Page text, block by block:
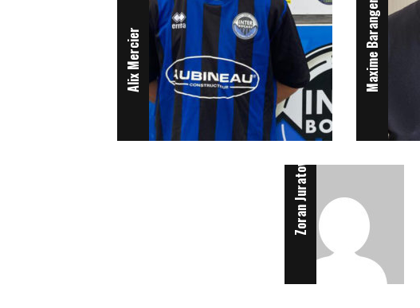
Alix Mercier Maxime Baranger
Zoran Juratovac
Attaquant